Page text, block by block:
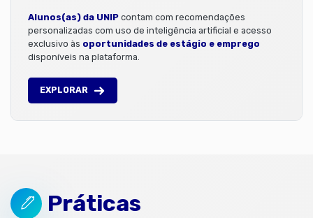
Alunos(as) da UNIP contam com recomendações
personalizadas com uso de inteligência artificial e acesso
exclusivo às oportunidades de estágio e emprego
disponíveis na plataforma.
EXPLORAR
Práticas